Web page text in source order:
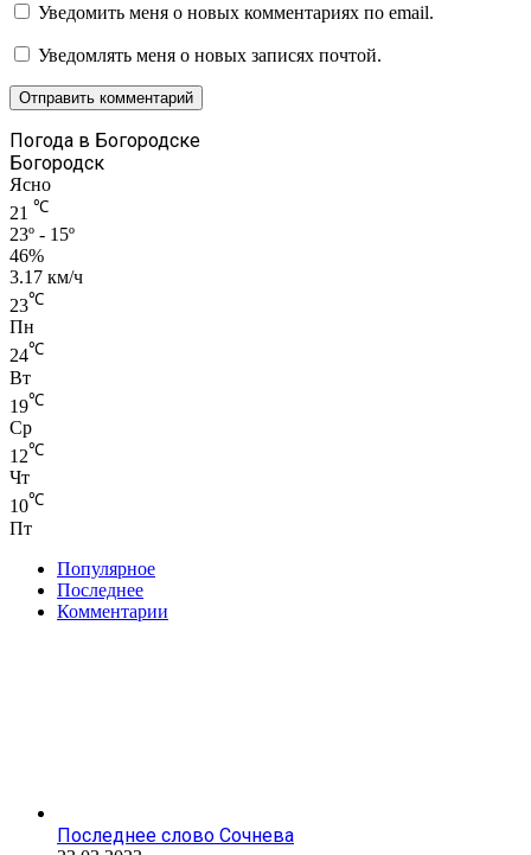
Уведомить меня о новых комментариях по email.
Уведомлять меня о новых записях почтой.
Погода в Богородске
Богородск
Ясно
21 ℃
23º - 15º
46%
3.17 км/ч
23℃
Пн
24℃
Вт
19℃
Ср
12℃
Чт
10℃
Пт
Популярное
Последнее
Комментарии
Последнее слово Сочнева